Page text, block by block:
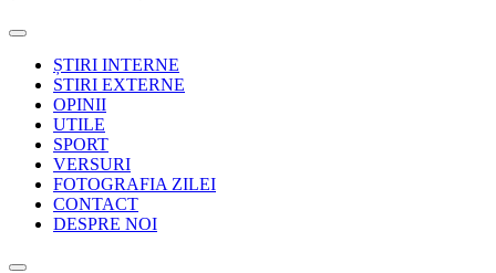
ȘTIRI INTERNE
STIRI EXTERNE
OPINII
UTILE
SPORT
VERSURI
FOTOGRAFIA ZILEI
CONTACT
DESPRE NOI